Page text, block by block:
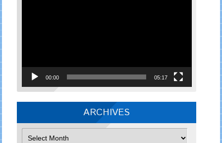
00:00 05:17
ARCHIVES